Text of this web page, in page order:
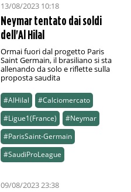
13/08/2023 10:18
Neymar tentato dai soldi
dell'Al Hilal
Ormai fuori dal progetto Paris
Saint Germain, il brasiliano si sta
allenando da solo e riflette sulla
proposta saudita
#AlHilal
#Calciomercato
#Ligue1(France)
#Neymar
#ParisSaint-Germain
#SaudiProLeague
09/08/2023 23:38